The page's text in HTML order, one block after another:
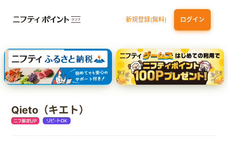
新規登録(無料) ログイン
dカード GOLD 三井住友カード ゴールド（NL）（家族カード発行）
【実質初月無料】DMM | Disney+(ディズニープラス) セットプラン
SBI証券 確定拠出年金（iDeCo）
Qieto（キエト）